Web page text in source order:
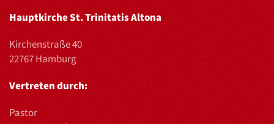
Hauptkirche St. Trinitatis Altona
Kirchenstraße 40
22767 Hamburg
Vertreten durch:
Pastor